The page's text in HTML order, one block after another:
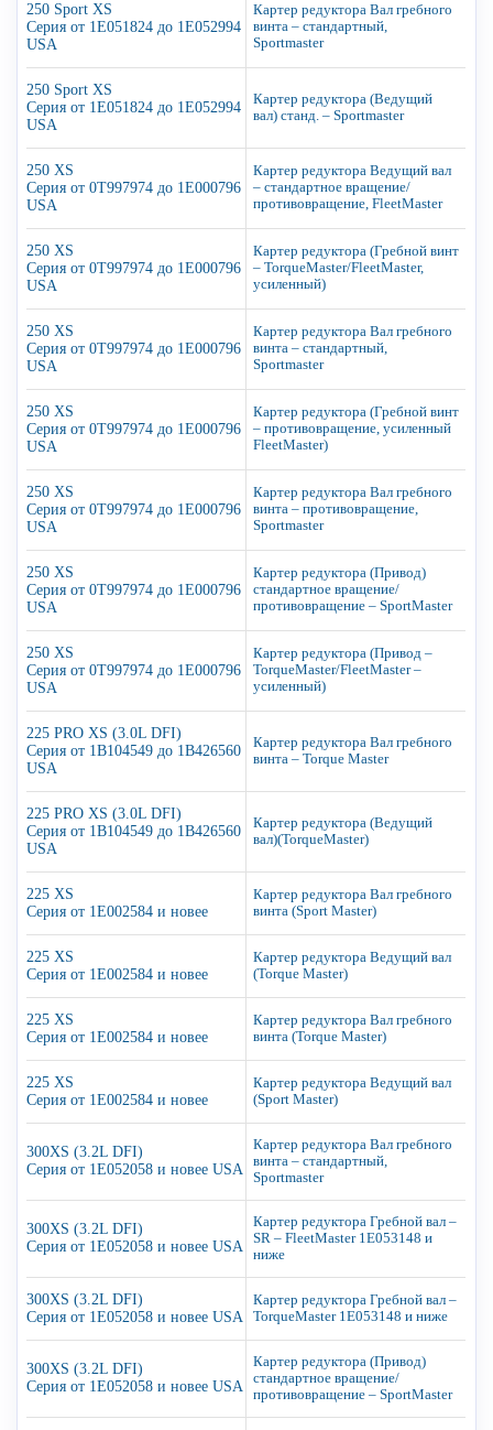
250 Sport XS
Серия от 1E051824 до 1E052994
USA
Картер редуктора Вал гребного
винта – стандартный,
Sportmaster
250 Sport XS
Серия от 1E051824 до 1E052994
USA
Картер редуктора (Ведущий
вал) станд. – Sportmaster
250 XS
Серия от 0T997974 до 1E000796
USA
Картер редуктора Ведущий вал
– стандартное вращение/
противовращение, FleetMaster
250 XS
Серия от 0T997974 до 1E000796
USA
Картер редуктора (Гребной винт
– TorqueMaster/FleetMaster,
усиленный)
250 XS
Серия от 0T997974 до 1E000796
USA
Картер редуктора Вал гребного
винта – стандартный,
Sportmaster
250 XS
Серия от 0T997974 до 1E000796
USA
Картер редуктора (Гребной винт
– противовращение, усиленный
FleetMaster)
250 XS
Серия от 0T997974 до 1E000796
USA
Картер редуктора Вал гребного
винта – противовращение,
Sportmaster
250 XS
Серия от 0T997974 до 1E000796
USA
Картер редуктора (Привод)
стандартное вращение/
противовращение – SportMaster
250 XS
Серия от 0T997974 до 1E000796
USA
Картер редуктора (Привод –
TorqueMaster/FleetMaster –
усиленный)
225 PRO XS (3.0L DFI)
Серия от 1B104549 до 1B426560
USA
Картер редуктора Вал гребного
винта – Torque Master
225 PRO XS (3.0L DFI)
Серия от 1B104549 до 1B426560
USA
Картер редуктора (Ведущий
вал)(TorqueMaster)
225 XS
Серия от 1E002584 и новее
Картер редуктора Вал гребного
винта (Sport Master)
225 XS
Серия от 1E002584 и новее
Картер редуктора Ведущий вал
(Torque Master)
225 XS
Серия от 1E002584 и новее
Картер редуктора Вал гребного
винта (Torque Master)
225 XS
Серия от 1E002584 и новее
Картер редуктора Ведущий вал
(Sport Master)
300XS (3.2L DFI)
Серия от 1E052058 и новее USA
Картер редуктора Вал гребного
винта – стандартный,
Sportmaster
300XS (3.2L DFI)
Серия от 1E052058 и новее USA
Картер редуктора Гребной вал –
SR – FleetMaster 1E053148 и
ниже
300XS (3.2L DFI)
Серия от 1E052058 и новее USA
Картер редуктора Гребной вал –
TorqueMaster 1E053148 и ниже
300XS (3.2L DFI)
Серия от 1E052058 и новее USA
Картер редуктора (Привод)
стандартное вращение/
противовращение – SportMaster